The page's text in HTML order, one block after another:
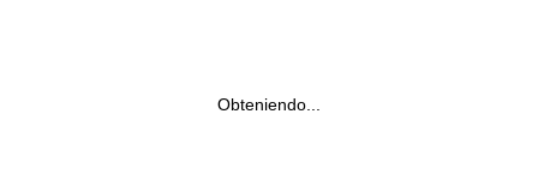
Obteniendo...